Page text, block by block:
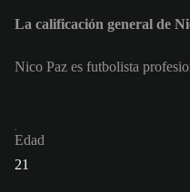
La calificación general de
Nico Paz es futbolista
Edad
21